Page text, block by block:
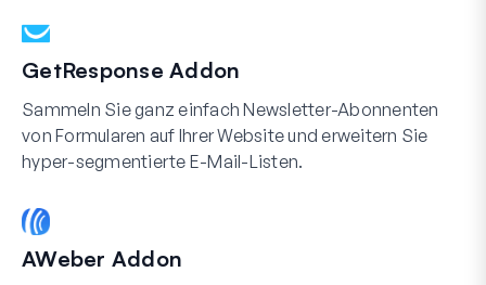
GetResponse Addon
Sammeln Sie ganz einfach Newsletter-Abonnenten
von Formularen auf Ihrer Website und erweitern Sie
hyper-segmentierte E-Mail-Listen.
AWeber Addon